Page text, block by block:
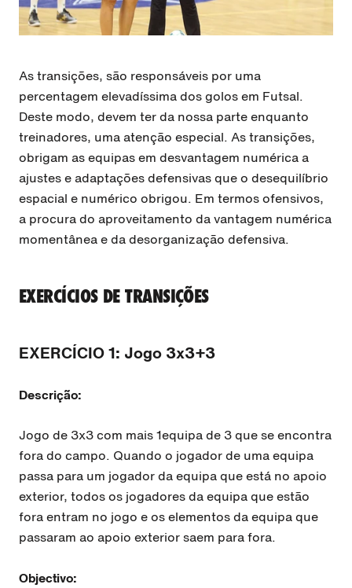
As transições, são responsáveis por uma
percentagem elevadíssima dos golos em Futsal.
Deste modo, devem ter da nossa parte enquanto
treinadores, uma atenção especial. As transições,
obrigam as equipas em desvantagem numérica a
ajustes e adaptações defensivas que o desequilíbrio
espacial e numérico obrigou. Em termos ofensivos,
a procura do aproveitamento da vantagem numérica
momentânea e da desorganização defensiva.
EXERCÍCIOS DE TRANSIÇÕES
EXERCÍCIO 1: Jogo 3x3+3
Descrição:
Jogo de 3x3 com mais 1equipa de 3 que se encontra
fora do campo. Quando o jogador de uma equipa
passa para um jogador da equipa que está no apoio
exterior, todos os jogadores da equipa que estão
fora entram no jogo e os elementos da equipa que
passaram ao apoio exterior saem para fora.
Objectivo: